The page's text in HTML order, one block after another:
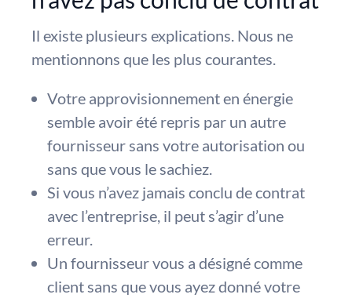
Il existe plusieurs explications. Nous ne
mentionnons que les plus courantes.
Votre approvisionnement en énergie
semble avoir été repris par un autre
fournisseur sans votre autorisation ou
sans que vous le sachiez.
Si vous n’avez jamais conclu de contrat
avec l’entreprise, il peut s’agir d’une
erreur.
Un fournisseur vous a désigné comme
client sans que vous ayez donné votre